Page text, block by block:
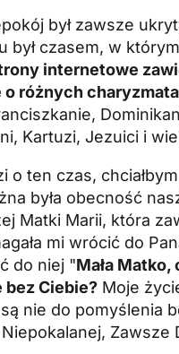
był zawsze
był czasem, w
internetowe
o różnych
Kartuzi, Jezuici i
o ten czas,
była obecność
Matki Marii, która
mi wrócić do
do niej "Mała Matko,
bez Ciebie? Moje
są nie do pomyślenia
Zawsze